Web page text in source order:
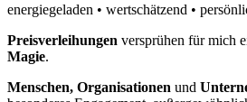
energiegeladen • wertschätzend •
Preisverleihungen versprühen für mich
Magie.
Menschen, Organisationen und